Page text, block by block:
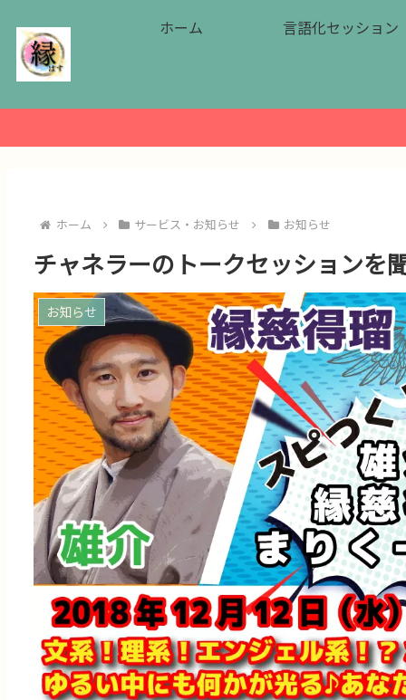
ホーム 言語化セッション
ホーム サービス・お知らせ お知らせ
チャネラーのトークセッションを
お知らせ